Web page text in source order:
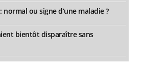
normal ou signe d’une maladie ?
bientôt disparaître sans